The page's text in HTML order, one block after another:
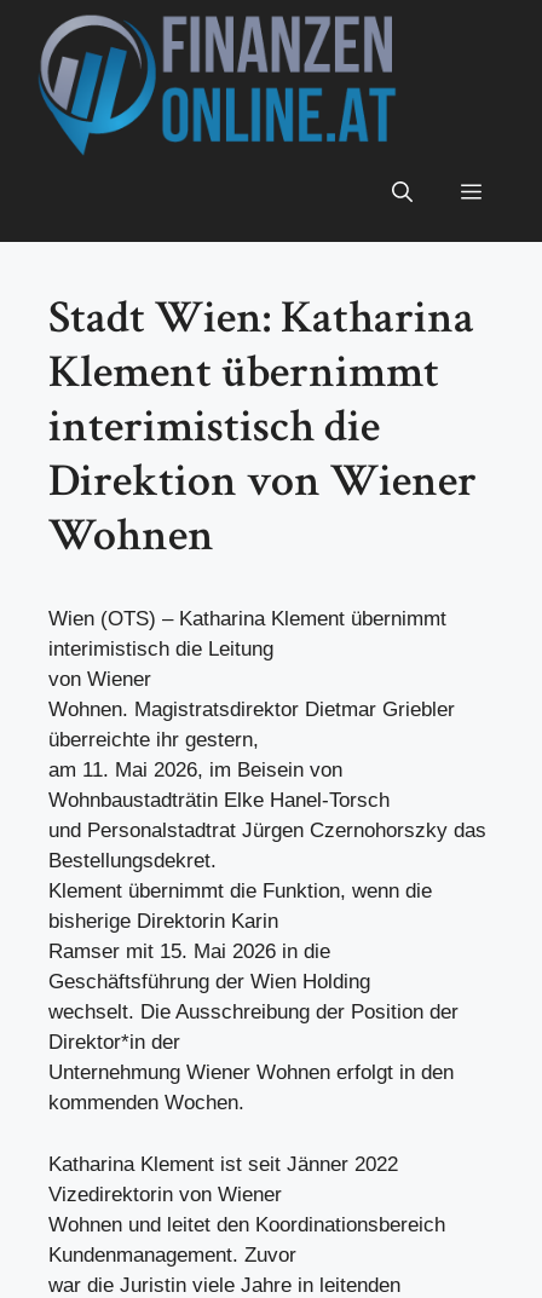
Inhalt
springen
Menü
Stadt Wien: Katharina
Klement übernimmt
interimistisch die
Direktion von Wiener
Wohnen
Wien (OTS) – Katharina Klement übernimmt
interimistisch die Leitung
von Wiener
Wohnen. Magistratsdirektor Dietmar Griebler
überreichte ihr gestern,
am 11. Mai 2026, im Beisein von
Wohnbaustadträtin Elke Hanel-Torsch
und Personalstadtrat Jürgen Czernohorszky das
Bestellungsdekret.
Klement übernimmt die Funktion, wenn die
bisherige Direktorin Karin
Ramser mit 15. Mai 2026 in die
Geschäftsführung der Wien Holding
wechselt. Die Ausschreibung der Position der
Direktor*in der
Unternehmung Wiener Wohnen erfolgt in den
kommenden Wochen.
Katharina Klement ist seit Jänner 2022
Vizedirektorin von Wiener
Wohnen und leitet den Koordinationsbereich
Kundenmanagement. Zuvor
war die Juristin viele Jahre in leitenden